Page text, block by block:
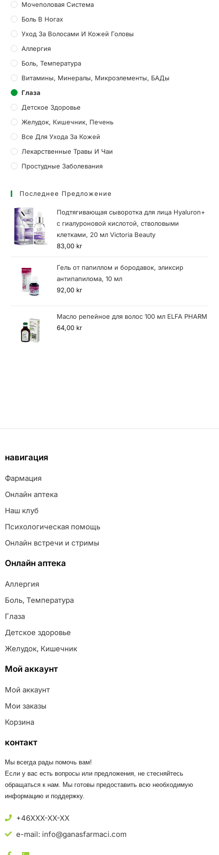
Мочеполовая Система
Боль В Ногах
Уход За Волосами И Кожей Головы
Аллергия
Боль, Температура
Витамины, Минералы, Микроэлементы, БАДы
Глаза
Детское Здоровье
Желудок, Кишечник, Печень
Все Для Ухода За Кожей
Лекарственные Травы И Чаи
Простудные Заболевания
Последнее Предложение
Подтягивающая сыворотка для лица Hyaluron+
с гиалуроновой кислотой, стволовыми
клетками, 20 мл Victoria Beauty
83,00 kr
Гель от папиллом и бородавок, эликсир
антипапилома, 10 мл
92,00 kr
Масло репейное для волос 100 мл ELFA PHARM
64,00 kr
навигация
Фармация
Онлайн аптека
Наш клуб
Психологическая помощь
Онлайн встречи и стримы
Онлайн аптека
Аллергия
Боль, Температура
Глаза
Детское здоровье
Желудок, Кишечник
Мой аккаунт
Мой аккаунт
Мои заказы
Корзина
контакт
Мы всегда рады помочь вам!
Если у вас есть вопросы или предложения, не стесняйтесь
обращаться к нам. Мы готовы предоставить всю необходимую
информацию и поддержку.
+46XXX-XX-XX
e-mail: info@ganasfarmaci.com